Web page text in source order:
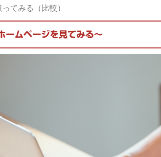
てみる（比較）
ームページを見てみる～